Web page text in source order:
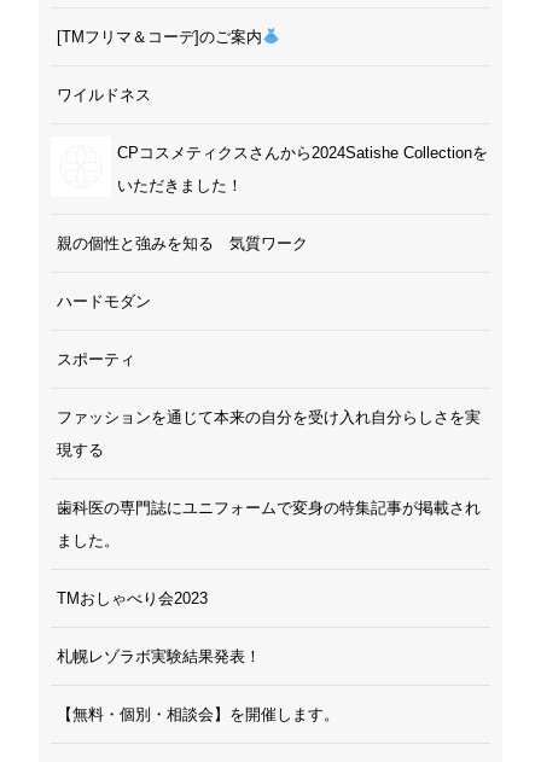
[TMフリマ＆コーデ]のご案内
ワイルドネス
CPコスメティクスさんから2024Satishe Collectionを
いただきました！
親の個性と強みを知る 気質ワーク
ハードモダン
スポーティ
ファッションを通じて本来の自分を受け入れ自分らしさを実
現する
歯科医の専門誌にユニフォームで変身の特集記事が掲載され
ました。
TMおしゃべり会2023
札幌レゾラボ実験結果発表！
【無料・個別・相談会】を開催します。